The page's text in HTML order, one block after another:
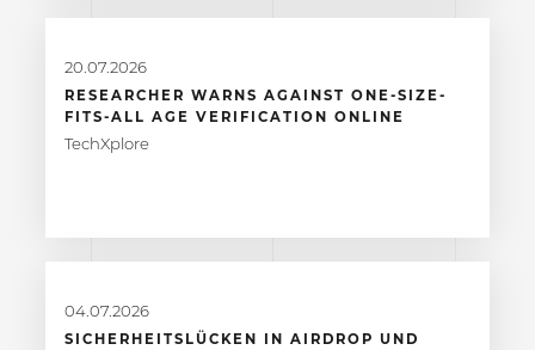
20.07.2026
RESEARCHER WARNS AGAINST ONE-SIZE-
FITS-ALL AGE VERIFICATION ONLINE
TechXplore
04.07.2026
SICHERHEITSLÜCKEN IN AIRDROP UND